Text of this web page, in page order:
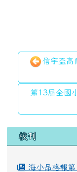
信宇盃高
第13屆全國
左邊區域內容
校刊
海小品格報